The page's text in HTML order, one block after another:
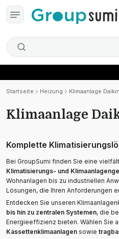
Startseite Heizung Klimaanlage Daikin
Klimaanlage
Komplette
Bei GroupSumi finden Sie eine
Klimatisierungs- und
Wohnanlagen bis zu industriellen
Lösungen, die Ihren Anforderungen
Entdecken Sie unseren
bis hin zu zentralen Systemen, die
Energieeffizienz bieten. Wählen Sie
Kassettenklimaanlagen sowie